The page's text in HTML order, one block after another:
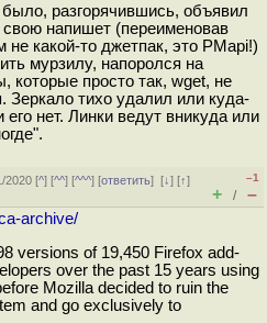
разгорячившись, объявил
напишет (переименовав
не какой-то джетпак, это PMapi!)
мурзилу, напоролся на
которые просто так, wget, не
Зеркало тихо удалил или куда-
его нет. Линки ведут вникуда или
2020 [^] [^^] [^^^] [ответить][↓] [↑]
–1
+ / –
archive/
versions of 19,450 Firefox add-
over the past 15 years using
Mozilla decided to ruin the
and go exclusively to